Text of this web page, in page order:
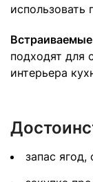
Встраиваемые
подходят для
интерьера
запас